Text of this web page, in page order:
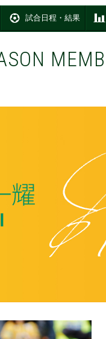
試合日程・結果